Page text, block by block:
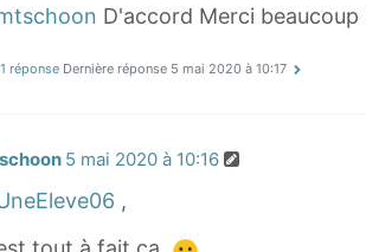
D'accord Merci
1 réponse Dernière réponse 5 mai 2020 à 10:17
5 mai 2020 à 10:16
,